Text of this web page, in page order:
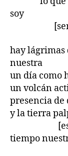
soy
hay lágrimas
nuestra
un día como
un volcán
presencia de
y la tierra
[es
tiempo